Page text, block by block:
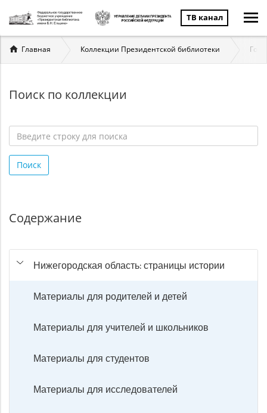
ТВ канал
Вы
здесь
Главная Коллекции Президентской библиотеки
Поиск по коллекции
строку
для
Поиск
Содержание
Нижегородская область: страницы истории
Материалы для родителей и детей
Материалы для учителей и школьников
Материалы для студентов
Материалы для исследователей